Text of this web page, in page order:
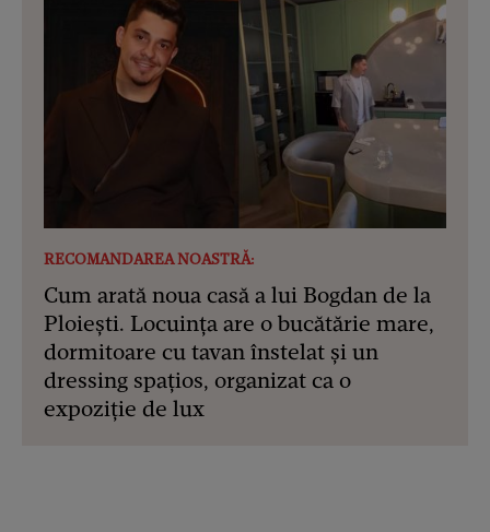
RECOMANDAREA NOASTRĂ:
Cum arată noua casă a lui Bogdan de la
Ploiești. Locuința are o bucătărie mare,
dormitoare cu tavan înstelat și un
dressing spațios, organizat ca o
expoziție de lux